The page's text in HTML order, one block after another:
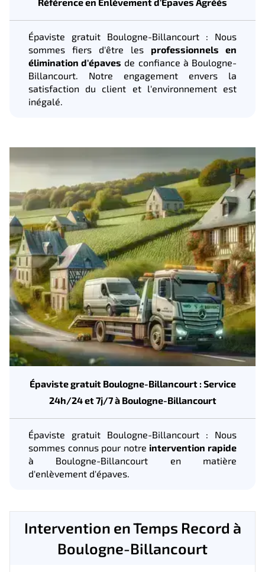
Épaviste gratuit Boulogne-Billancourt : Nous
sommes fiers d'être les professionnels en
élimination d'épaves de confiance à Boulogne-
Billancourt. Notre engagement envers la
satisfaction du client et l'environnement est
inégalé.
Épaviste gratuit Boulogne-Billancourt : Service
24h/24 et 7j/7 à Boulogne-Billancourt
Épaviste gratuit Boulogne-Billancourt : Nous
sommes connus pour notre intervention rapide
à Boulogne-Billancourt en matière
d'enlèvement d'épaves.
Intervention en Temps Record à
Boulogne-Billancourt